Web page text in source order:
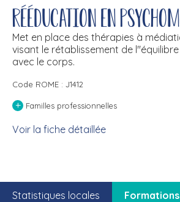
Rééducation en
Met en place des thérapies à
visant le rétablissement de
avec le corps.
Code ROME : J1412
+ Familles professionnelles
Voir la fiche détaillée
Statistiques locales